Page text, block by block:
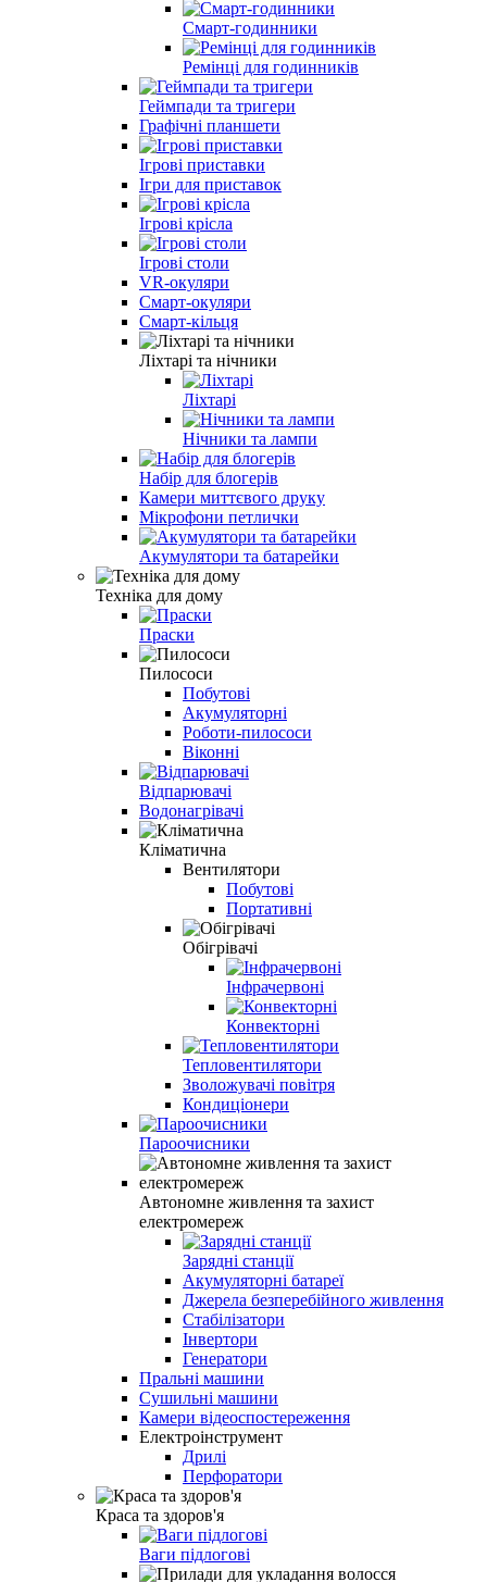
Смарт-годинники
Ремінці для годинників
Геймпади та тригери
Графічні планшети
Ігрові приставки
Ігри для приставок
Ігрові крісла
Ігрові столи
VR-окуляри
Смарт-окуляри
Смарт-кільця
Ліхтарі та нічники
Ліхтарі
Нічники та лампи
Набір для блогерів
Камери миттєвого друку
Мікрофони петлички
Акумулятори та батарейки
Техніка для дому
Праски
Пилососи
Побутові
Акумуляторні
Роботи-пилососи
Віконні
Відпарювачі
Водонагрівачі
Кліматична
Вентилятори
Побутові
Портативні
Обігрівачі
Інфрачервоні
Конвекторні
Тепловентилятори
Зволожувачі повітря
Кондиціонери
Пароочисники
Автономне живлення та захист
електромереж
Зарядні станції
Акумуляторні батареї
Джерела безперебійного живлення
Стабілізатори
Інвертори
Генератори
Пральні машини
Сушильні машини
Камери відеоспостереження
Електроінструмент
Дрилі
Перфоратори
Краса та здоров'я
Ваги підлогові